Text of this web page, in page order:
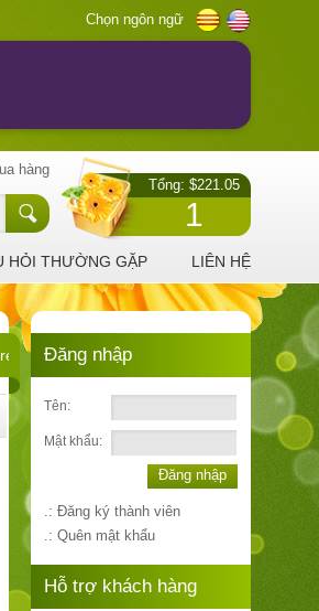
Chọn ngôn ngữ
Tổng: $221.05
1
hàng
HỎI THƯỜNG GẶP LIÊN HỆ
! Đăng nhập
Tên:
Mật khẩu:
Đăng nhập
.: Đăng ký thành viên
.: Quên mật khẩu
Hỗ trợ khách hàng